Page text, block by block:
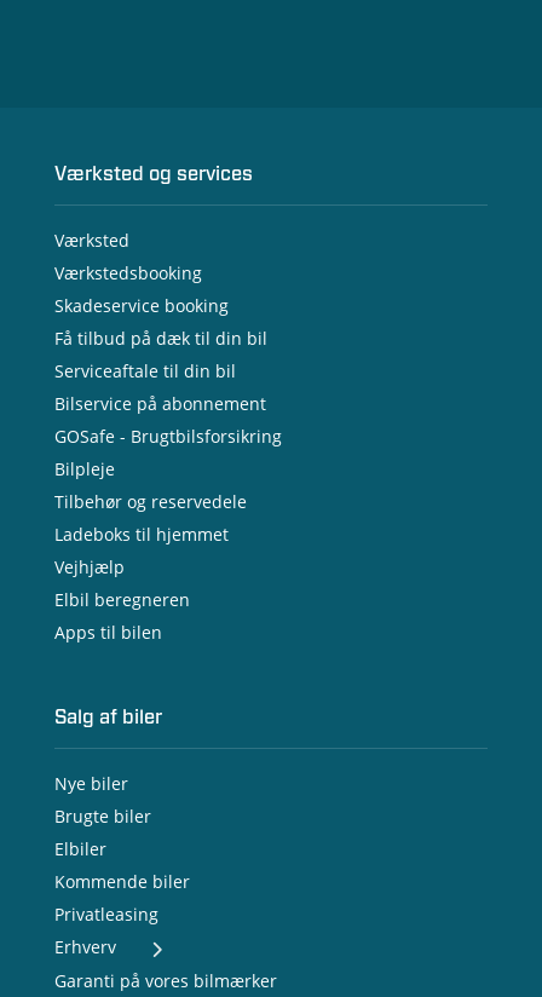
Værksted og services
Værksted
Værkstedsbooking
Skadeservice booking
Få tilbud på dæk til din bil
Serviceaftale til din bil
Bilservice på abonnement
GOSafe - Brugtbilsforsikring
Bilpleje
Tilbehør og reservedele
Ladeboks til hjemmet
Vejhjælp
Elbil beregneren
Apps til bilen
Salg af biler
Nye biler
Brugte biler
Elbiler
Kommende biler
Privatleasing
Erhverv
- Nye varebiler
Garanti på vores bilmærker